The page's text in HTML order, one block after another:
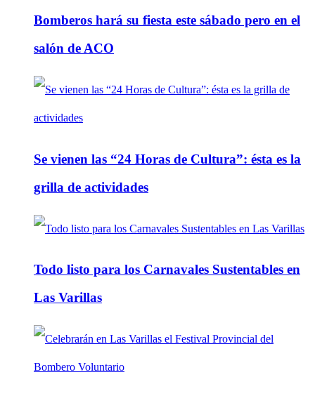
Bomberos hará su fiesta este sábado pero en el
salón de ACO
Se vienen las “24 Horas de Cultura”: ésta es la
grilla de actividades
Todo listo para los Carnavales Sustentables en
Las Varillas